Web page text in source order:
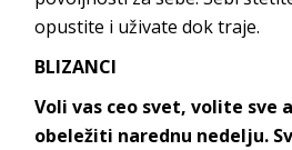
opustite i uživate dok traje.
BLIZANCI
Voli vas ceo svet, volite sve
obeležiti narednu nedelju.